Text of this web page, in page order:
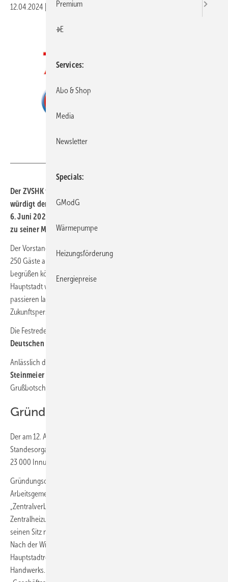
12.04.2024 Druckvorschau
Der ZVSHK feiert heute sein 75-jähriges Bestehen. Diesen Anlass
würdigt der Verband mit einer Jubiläumsveranstaltung am
6. Juni 2024 im Deutschen Technikmuseum Berlin im Nachgang
zu seiner Mitgliederversammlung.
Der Vorstand mit Präsident Michael Hilpert
250 Gäste aus der Verbandsorganisation und der SHK-Branche
begrüßen können. Die Veranstaltung über den Dächern der
Hauptstadt wird die bewegte Geschichte des Verbands Revue
passieren lassen, auf die Verbandserfolge zurückblicken und die
Zukunftsperspektiven für das organisierte SHK-Handwerk aufzeigen.
Die Festrede wird der
Deutschen Handwerks Jörg Dittrich
Anlässlich des Jubiläums wird
Steinmeier
Grußbotschaft würdigen.
Gründung und Hauptsitz
Der am 12. April 1949 gegründete ZVSHK ist die bundesweite
Standesorganisation für rund
23 000 Innungsbetriebe, mit insgesamt 397 000 Beschäftigten.
Gründungsort war Wiesbaden, wo die erste Delegiertentagung der
Arbeitsgemeinschaft der Landesinnungsverbände sich als
„Zentralverband des Installateur-, Klempner-, Kupferschmiede- und
Zentralheizungsbauer-Handwerks“ gründete. 1953 verlegte der ZVSHK
seinen Sitz nach Bonn. 1977 erfolgte der Umzug nach St. Augustin.
Nach der Wiedervereinigung war Potsdam Sitz der
Hauptstadtrepräsentanz der obersten Interessenvertretung des SHK-
Handwerks. Seit Sommer 2022 unterhält der ZVSHK eine neue
Premium
+E
Services
Abo & Shop
Media
Newsletter
Specials
GModG
Wärmepumpe
Heizungsförderung
Energiepreise